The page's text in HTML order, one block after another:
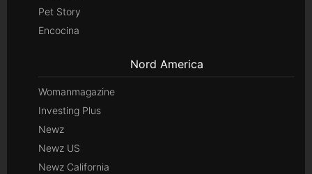
Pet Story
Encocina
Nord America
Womanmagazine
Investing Plus
Newz
Newz US
Newz California